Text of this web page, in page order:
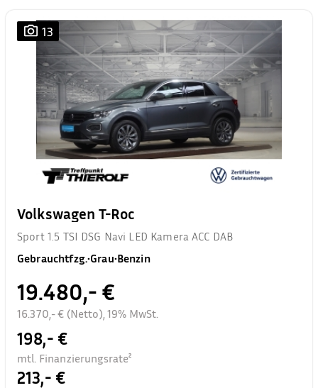
13
Volkswagen T-Roc
Sport 1.5 TSI DSG Navi LED Kamera ACC DAB
Gebrauchtfzg.•Grau•Benzin
19.480,- €
16.370,- € (Netto), 19% MwSt.
198,- €
mtl. Finanzierungsrate²
213,- €